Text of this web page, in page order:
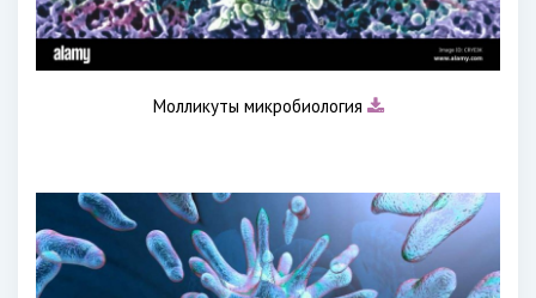
Молликуты микробиология